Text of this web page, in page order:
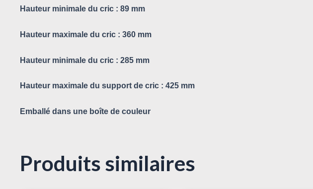
Hauteur minimale du cric : 89 mm
Hauteur maximale du cric : 360 mm
Hauteur minimale du cric : 285 mm
Hauteur maximale du support de cric : 425 mm
Emballé dans une boîte de couleur
Produits similaires